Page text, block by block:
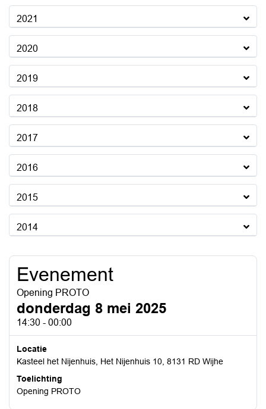
2021
2020
2019
2018
2017
2016
2015
2014
Evenement
Opening PROTO
donderdag 8 mei 2025
14:30 - 00:00
Locatie
Kasteel het Nijenhuis, Het Nijenhuis 10, 8131 RD Wijhe
Toelichting
Opening PROTO